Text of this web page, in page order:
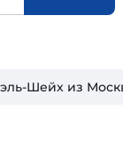
Шейх из